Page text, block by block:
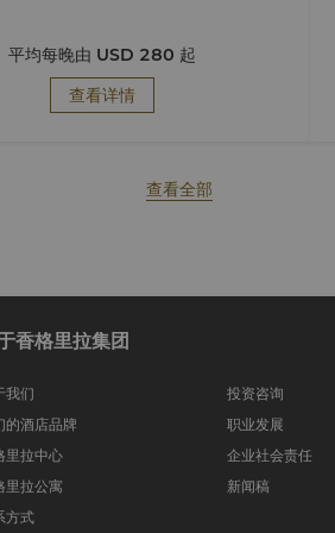
平均每晚由 USD 280 起
查看详情
查看全部
香格里拉集团
我们
的酒店品牌
里拉中心
里拉公寓
方式
投资咨询
职业发展
企业社会责任
新闻稿